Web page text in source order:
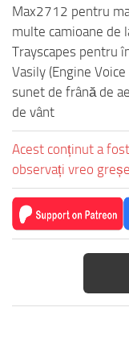
Max2712 pentru
multe camioane de
Trayscapes pentru
Vasily (Engine
sunet de frână de
de vânt
Acest conținut a
observați vreo